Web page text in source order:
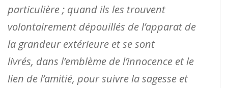
particulière ; quand ils les trouvent
volontairement dépouillés de l’apparat de
la grandeur extérieure et se sont
livrés, dans l’emblème de l’innocence et le
lien de l’amitié, pour suivre la sagesse et